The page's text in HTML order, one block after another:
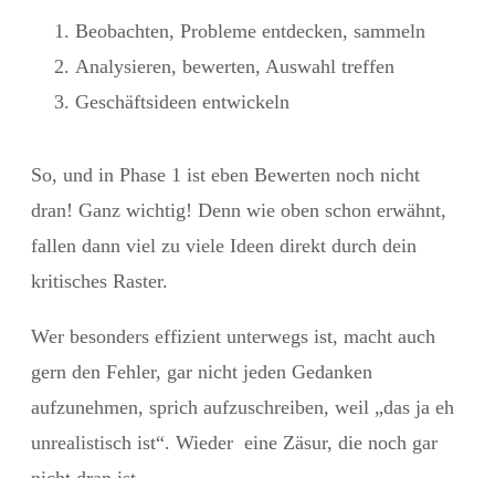
Beobachten, Probleme entdecken, sammeln
Analysieren, bewerten, Auswahl treffen
Geschäftsideen entwickeln
So, und in Phase 1 ist eben Bewerten noch nicht
dran! Ganz wichtig! Denn wie oben schon erwähnt,
fallen dann viel zu viele Ideen direkt durch dein
kritisches Raster.
Wer besonders effizient unterwegs ist, macht auch
gern den Fehler, gar nicht jeden Gedanken
aufzunehmen, sprich aufzuschreiben, weil „das ja eh
unrealistisch ist“. Wieder eine Zäsur, die noch gar